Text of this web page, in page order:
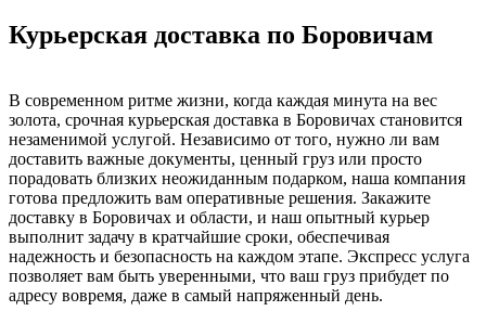
Курьерская доставка по Боровичам
В современном ритме жизни, когда каждая минута на вес
золота, срочная курьерская доставка в Боровичах становится
незаменимой услугой. Независимо от того, нужно ли вам
доставить важные документы, ценный груз или просто
порадовать близких неожиданным подарком, наша компания
готова предложить вам оперативные решения. Закажите
доставку в Боровичах и области, и наш опытный курьер
выполнит задачу в кратчайшие сроки, обеспечивая
надежность и безопасность на каждом этапе. Экспресс услуга
позволяет вам быть уверенными, что ваш груз прибудет по
адресу вовремя, даже в самый напряженный день.